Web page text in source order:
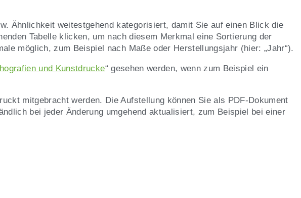
Ähnlichkeit weitestgehend kategorisiert, damit Sie auf einen Blick die
Tabelle klicken, um nach diesem Merkmal eine Sortierung der
möglich, zum Beispiel nach Maße oder Herstellungsjahr (hier: „Jahr“).
und Kunstdrucke“gesehen werden, wenn zum Beispiel ein
mitgebracht werden. Die Aufstellung können Sie als PDF-Dokument
bei jeder Änderung umgehend aktualisiert, zum Beispiel bei einer